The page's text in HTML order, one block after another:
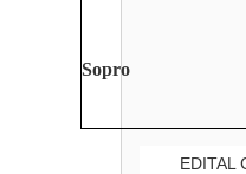
Sopro
EDITAL